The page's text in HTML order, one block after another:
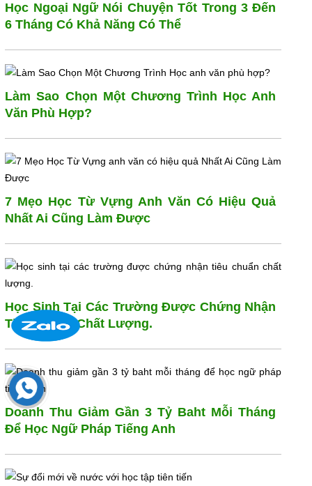
Học Ngoại Ngữ Nói Chuyện Tốt Trong 3 Đến
6 Tháng Có Khả Năng Có Thể
Làm Sao Chọn Một Chương Trình Học Anh
Văn Phù Hợp?
7 Mẹo Học Từ Vựng Anh Văn Có Hiệu Quả
Nhất Ai Cũng Làm Được
Học Sinh Tại Các Trường Được Chứng Nhận
Tiêu Chuẩn Chất Lượng.
Doanh Thu Giảm Gần 3 Tỷ Baht Mỗi Tháng
Để Học Ngữ Pháp Tiếng Anh